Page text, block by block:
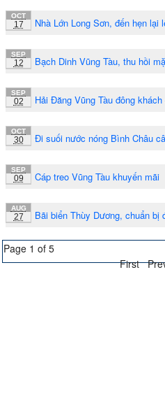
OCT
17 Nhà Lớn Long Sơn, đến hẹn lại
SEP
12 Bạch Dinh Vũng Tàu, thu hồi
SEP
02 Hải Đăng Vũng Tàu đông
OCT
30 Đi suối nước nóng Bình Châu
SEP
09 Cáp treo Vũng Tàu khuyến mãi
AUG
27 Bãi biển Thùy Dương, chuẩn bị
Page 1 of 5
First